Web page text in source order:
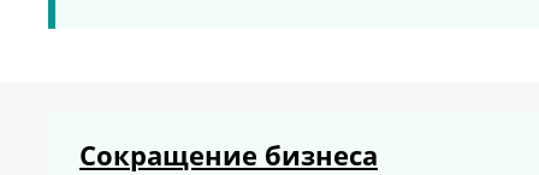
Сокращение бизнеса